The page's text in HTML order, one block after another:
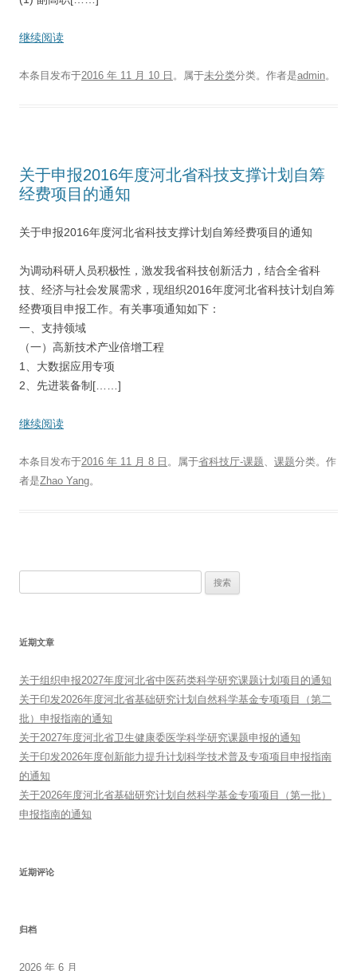
继续阅读
本条目发布于2016 年 11 月 10 日 。属于未分类分类。 作者是admin。
关于申报2016年度河北省科技支撑计划自筹
经费项目的通知
关于申报2016年度河北省科技支撑计划自筹经费项目的通知
为调动科研人员积极性，激发我省科技创新活力，结合全省科
技、经济与社会发展需求，现组织2016年度河北省科技计划自筹
经费项目申报工作。有关事项通知如下：
一、支持领域
（一）高新技术产业倍增工程
1、大数据应用专项
2、先进装备制[……]
继续阅读
本条目发布于2016 年 11 月 8 日 。属于省科技厅-课题、 课题分类。 作
者是Zhao Yang。
近期文章
关于组织申报2027年度河北省中医药类科学研究课题计划项目的通知
关于印发2026年度河北省基础研究计划自然科学基金专项项目（第二
批）申报指南的通知
关于2027年度河北省卫生健康委医学科学研究课题申报的通知
关于印发2026年度创新能力提升计划科学技术普及专项项目申报指南
的通知
关于2026年度河北省基础研究计划自然科学基金专项项目（第一批）
申报指南的通知
近期评论
归档
2026 年 6 月